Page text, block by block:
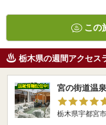
この
栃木県の週間アクセス
宮の街道温
栃木県宇都宮